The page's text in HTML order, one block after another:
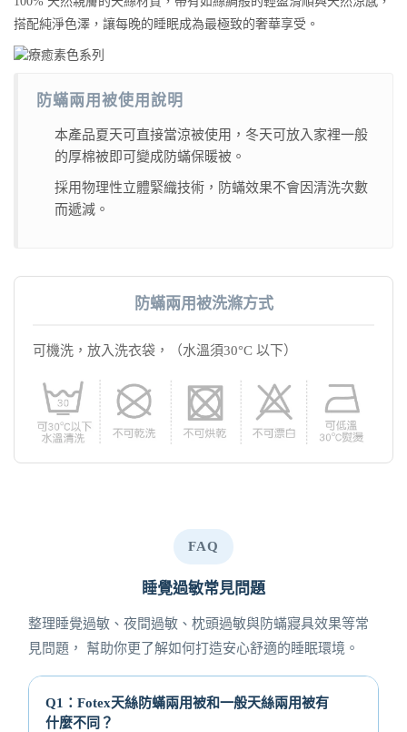
搭配純淨色澤，讓每晚的睡眠成為最極致的奢華享受。
防蟎兩用被使用說明
本產品夏天可直接當涼被使用，冬天可放入家裡一般
的厚棉被即可變成防蟎保暖被。
採用物理性立體緊織技術，防蟎效果不會因清洗次數
而遞減。
防蟎兩用被洗滌方式
可機洗，放入洗衣袋，（水溫須30°C 以下）
FAQ
睡覺過敏常見問題
整理睡覺過敏、夜間過敏、枕頭過敏與防蟎寢具效果等常
見問題， 幫助你更了解如何打造安心舒適的睡眠環境。
Q1：Fotex天絲防蟎兩用被和一般天絲兩用被有
什麼不同？